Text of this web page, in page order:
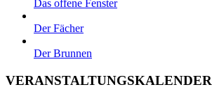
Das offene Fenster
Der Fächer
Der Brunnen
VERANSTALTUNGSKALENDER